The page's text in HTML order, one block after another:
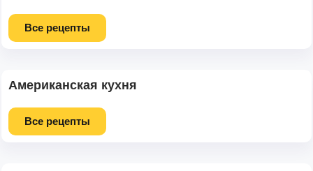
Все рецепты
Американская кухня
Все рецепты